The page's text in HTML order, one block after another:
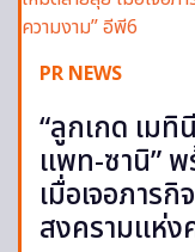
PR NEWS
“ลูกเกด เมทิ
แพท-ซานิ”
เมื่อเจอภาร
สงครามแห่ง